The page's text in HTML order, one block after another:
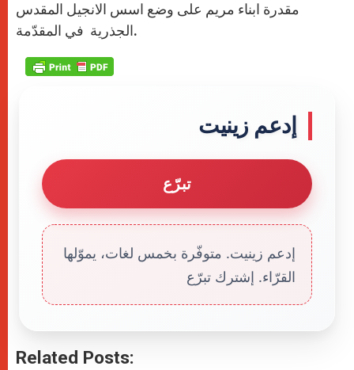
مقدرة ابناء مريم على وضع اسس الانجيل المقدس
الجذرية في المقدّمة.
إدعم زينيت
تبرّع
إدعم زينيت. متوفّرة بخمس لغات، يموّلها
القرّاء. إشترك تبرّع
Related Posts: